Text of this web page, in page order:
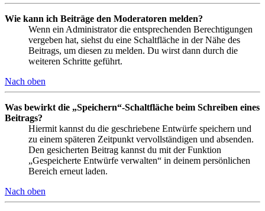
Wie kann ich Beiträge den Moderatoren melden?
Wenn ein Administrator die entsprechenden Berechtigungen
vergeben hat, siehst du eine Schaltfläche in der Nähe des
Beitrags, um diesen zu melden. Du wirst dann durch die
weiteren Schritte geführt.
Nach oben
Was bewirkt die „Speichern“-Schaltfläche beim Schreiben eines
Beitrags?
Hiermit kannst du die geschriebene Entwürfe speichern und
zu einem späteren Zeitpunkt vervollständigen und absenden.
Den gesicherten Beitrag kannst du mit der Funktion
„Gespeicherte Entwürfe verwalten“ in deinem persönlichen
Bereich erneut laden.
Nach oben